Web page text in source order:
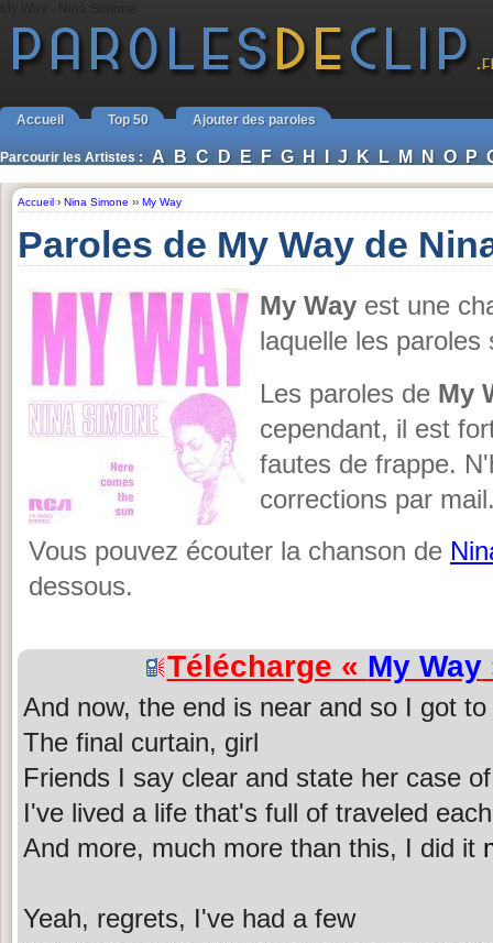
Accueil Top 50 Ajouter des paroles
Parcourir les Artistes : A B C D E F G H I J K L M N O P
Accueil › Nina Simone ›› My Way
Paroles de My Way de
My Way est une
laquelle les
Les paroles de My
cependant, il est
fautes de frappe.
corrections par
Vous pouvez écouter la chanson de
dessous.
Télécharge « My Way
And now, the end is near and so I got
The final curtain, girl
Friends I say clear and state her case
I've lived a life that's full of traveled
And more, much more than this, I did it
Yeah, regrets, I've had a few